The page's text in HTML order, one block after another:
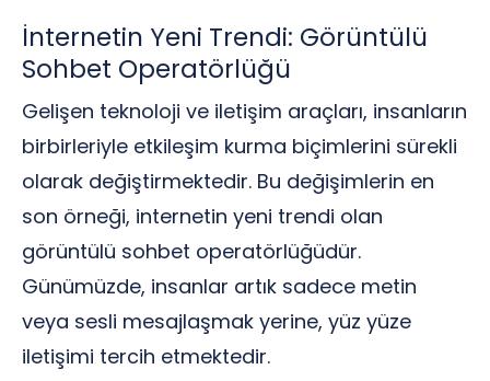
İnternetin Yeni Trendi: Görüntülü
Sohbet Operatörlüğü
Gelişen teknoloji ve iletişim araçları, insanların
birbirleriyle etkileşim kurma biçimlerini sürekli
olarak değiştirmektedir. Bu değişimlerin en
son örneği, internetin yeni trendi olan
görüntülü sohbet operatörlüğüdür.
Günümüzde, insanlar artık sadece metin
veya sesli mesajlaşmak yerine, yüz yüze
iletişimi tercih etmektedir.